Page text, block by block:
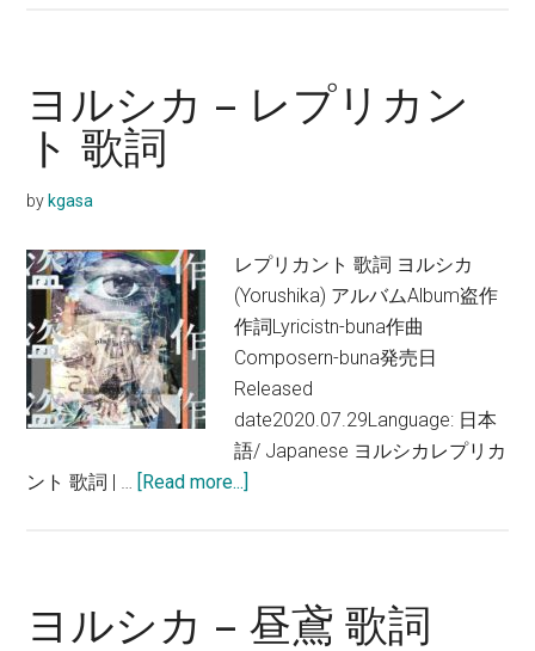
–
詞
ヨルシカ – レプリカン
ト 歌詞
by kgasa
レプリカント 歌詞 ヨルシカ
(Yorushika) アルバムAlbum盗作
作詞Lyricistn-buna作曲
Composern-buna発売日
Released
date2020.07.29Language: 日本
語/ Japanese ヨルシカレプリカ
ント 歌詞 | … [Read more...]
カ
–
ヨルシカ – 昼鳶 歌詞